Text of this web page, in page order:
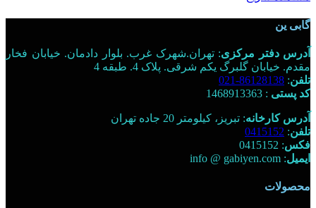
گابی ین
آدرس دفتر مرکزی: تهران.شهرک غرب. بلوار دادمان. خیابان فخار
مقدم. خیابان گلبرگ یکم شرقی. پلاک 4. طبقه 4
تلفن:
86128138-021
کد پستی : 1468913363
آدرس کارخانه: تبریز، کیلومتر 20 جاده تهران
تلفن:
0415152
فکس: 0415152
ایمیل: info @ gabiyen.com
محصولات